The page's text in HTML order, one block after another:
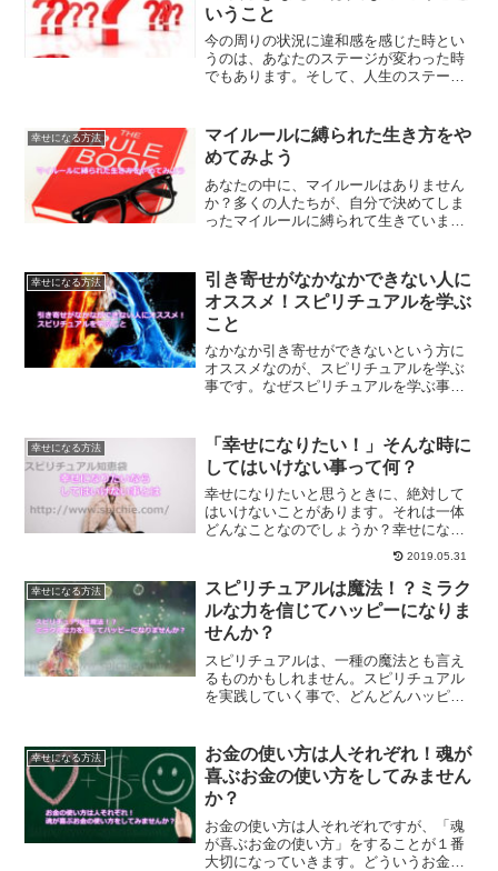
いうこと
今の周りの状況に違和感を感じた時とい
うのは、あなたのステージが変わった時
でもあります。そして、人生のステージ
なるということについて、解説していき
ます。
幸せになる方法
マイルールに縛られた生き方をや
めてみよう
あなたの中に、マイルールはありません
か？多くの人たちが、自分で決めてしま
ったマイルールに縛られて生きていま
なります。マイルールを手放す方法と
は？
幸せになる方法
引き寄せがなかなかできない人に
オススメ！スピリチュアルを学ぶ
こと
なかなか引き寄せができないという方に
オススメなのが、スピリチュアルを学ぶ
事です。なぜスピリチュアルを学ぶ事が
を使えるようになる方法をご紹介しま
す。
幸せになる方法
「幸せになりたい！」そんな時に
してはいけない事って何？
幸せになりたいと思うときに、絶対して
はいけないことがあります。それは一体
どんなことなのでしょうか？幸せになり
たい、強運をつかみたいと思ったときに
してはいけない事について解説します。
2019.05.31
幸せになる方法
スピリチュアルは魔法！？ミラク
ルな力を信じてハッピーになりま
せんか？
スピリチュアルは、一種の魔法とも言え
るものかもしれません。スピリチュアル
を実践していく事で、どんどんハッピー
ッピーになる方法をご紹介します。
幸せになる方法
お金の使い方は人それぞれ！魂が
喜ぶお金の使い方をしてみません
か？
お金の使い方は人それぞれですが、「魂
が喜ぶお金の使い方」をすることが１番
大切になっていきます。どういうお金の